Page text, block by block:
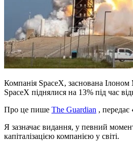
Компанія SpaceX, заснована
SpaceX піднялися на 13% під час
Про це пише The Guardian , передає
Я зазначає видання, у певний
капіталізацією компанією у світі.